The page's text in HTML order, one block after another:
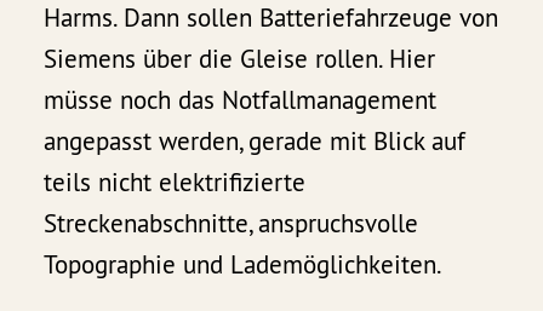
Harms. Dann sollen Batteriefahrzeuge von
Siemens über die Gleise rollen. Hier
müsse noch das Notfallmanagement
angepasst werden, gerade mit Blick auf
teils nicht elektrifizierte
Streckenabschnitte, anspruchsvolle
Topographie und Lademöglichkeiten.